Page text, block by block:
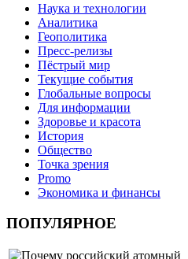
Наука и технологии
Аналитика
Геополитика
Пресс-релизы
Пёстрый мир
Текущие события
Глобальные вопросы
Для информации
Здоровье и красота
История
Общество
Точка зрения
Promo
Экономика и финансы
ПОПУЛЯРНОЕ